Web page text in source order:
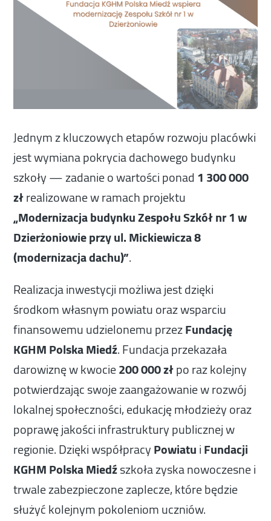
Jednym z kluczowych etapów rozwoju placówki
jest wymiana pokrycia dachowego budynku
szkoły — zadanie o wartości ponad1 300 000
złrealizowane w ramach projektu
„Modernizacja budynku Zespołu Szkół nr 1 w
Dzierżoniowie przy ul. Mickiewicza 8
(modernizacja dachu)”.
Realizacja inwestycji możliwa jest dzięki
środkom własnym powiatu oraz wsparciu
finansowemu udzielonemu przezFundację
KGHM Polska Miedź. Fundacja przekazała
darowiznę w kwocie200 000 złpo raz kolejny
potwierdzając swoje zaangażowanie w rozwój
lokalnej społeczności, edukację młodzieży oraz
poprawę jakości infrastruktury publicznej w
regionie. Dzięki współpracyPowiatuiFundacji
KGHM Polska Miedźszkoła zyska nowoczesne i
trwale zabezpieczone zaplecze, które będzie
służyć kolejnym pokoleniom uczniów.